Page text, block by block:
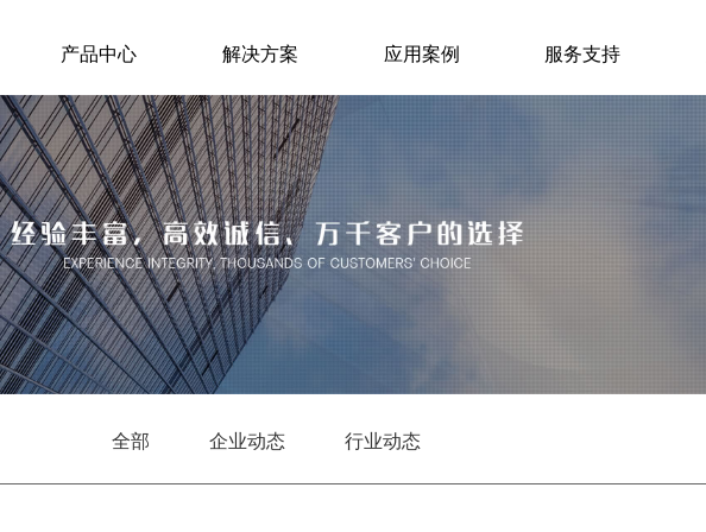
产品中心 解决方案 应用案例 服务支持
全部 企业动态 行业动态